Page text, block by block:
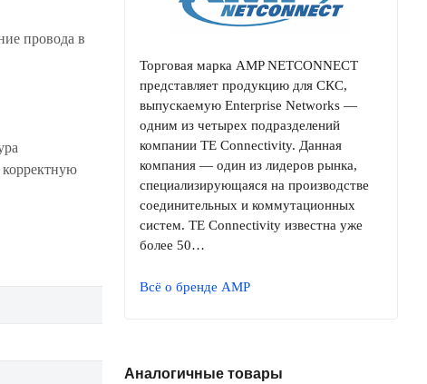
провода в
корректную
Торговая марка AMP NETCONNECT
представляет продукцию для СКС,
выпускаемую Enterprise Networks —
одним из четырех подразделений
компании TE Connectivity. Данная
компания — один из лидеров рынка,
специализирующаяся на производстве
соединительных и коммутационных
систем. TE Connectivity известна уже
более 50…
Всё о бренде AMP
Аналогичные товары